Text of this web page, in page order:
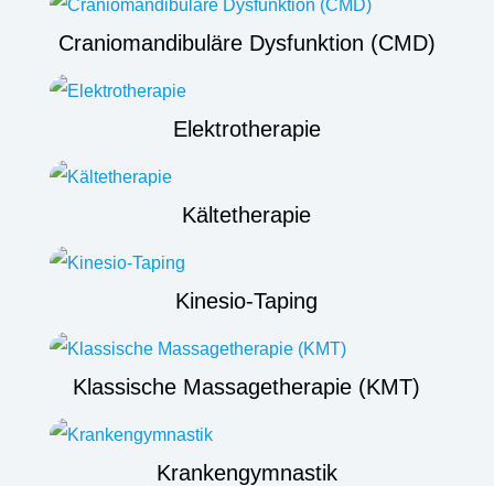
Craniomandibuläre Dysfunktion (CMD)
Elektrotherapie
Kältetherapie
Kinesio-Taping
Klassische Massagetherapie (KMT)
Krankengymnastik